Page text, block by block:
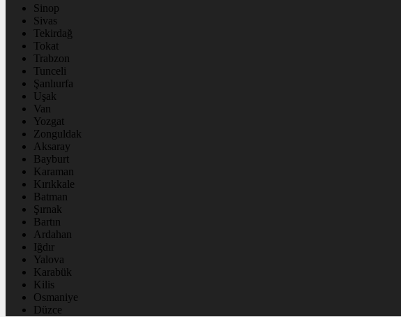
Sinop
Sivas
Tekirdağ
Tokat
Trabzon
Tunceli
Şanlıurfa
Uşak
Van
Yozgat
Zonguldak
Aksaray
Bayburt
Karaman
Kırıkkale
Batman
Şırnak
Bartın
Ardahan
Iğdır
Yalova
Karabük
Kilis
Osmaniye
Düzce